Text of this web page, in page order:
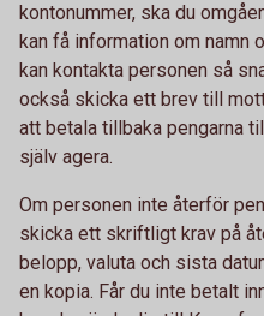
kontonummer, ska du
kan få information om namn
kan kontakta personen så
också skicka ett brev till
att betala tillbaka pengarna
själv agera.
Om personen inte återför
skicka ett skriftligt krav på
belopp, valuta och sista
en kopia. Får du inte betalt